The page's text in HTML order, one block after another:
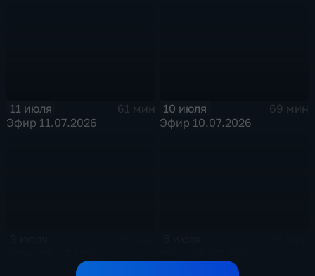
11 июля
61 мин
Эфир 11.07.2026
10 июля
69 мин
Эфир 10.07.2026